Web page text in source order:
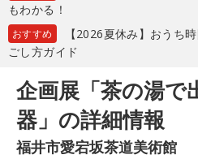
もわかる！
おすすめ
【2026夏休み】おうち
ごし方ガイド
企画展「茶の湯
器」の詳細情報
福井市愛宕坂茶道美術館